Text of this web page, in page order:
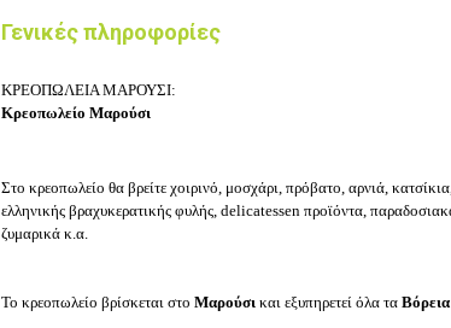
Γενικές πληροφορίες
ΚΡΕΟΠΩΛΕΙΑ ΜΑΡΟΥΣΙ:
Κρεοπωλείο Μαρούσι
Στο κρεοπωλείο θα βρείτε χοιρινό, μοσχάρι, πρόβατο, αρνιά,
ελληνικής βραχυκερατικής φυλής, delicatessen προϊόντα,
ζυμαρικά κ.α.
Το κρεοπωλείο βρίσκεται στο Μαρούσι και εξυπηρετεί όλα τα